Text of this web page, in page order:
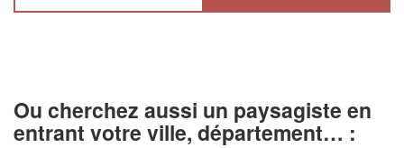
Ou cherchez aussi un paysagiste en
entrant votre ville, département… :